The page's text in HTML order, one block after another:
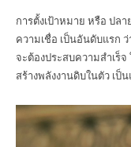
การตั้งเป้าหมาย หรือ ปล
ความเชื่อ เป็นอันดับแรก ว่
จะต้องประสบความสำเร็
สร้างพลังงานดิบในตัว เ